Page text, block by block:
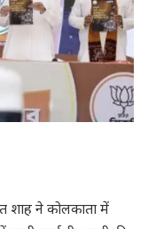
शाह ने कोलकाता में